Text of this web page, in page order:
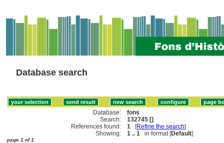
Database search
Database:
fons
Search:
132745 []
References found:
1 [Refine the search]
Showing:
1 .. 1 in format [Default]
page 1 of 1